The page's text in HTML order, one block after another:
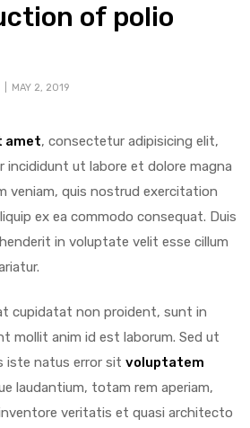
of polio
MAY 2, 2019
amet, consectetur adipisicing elit,
incididunt ut labore et dolore magna
veniam, quis nostrud exercitation
ex ea commodo consequat. Duis
in voluptate velit esse cillum
cupidatat non proident, sunt in
mollit anim id est laborum. Sed ut
iste natus error sit voluptatem
laudantium, totam rem aperiam,
veritatis et quasi architecto